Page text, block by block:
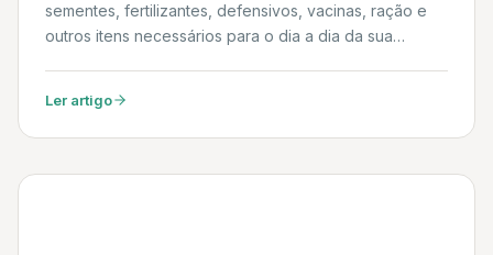
sementes, fertilizantes, defensivos, vacinas, ração e
outros itens necessários para o dia a dia da sua
Ler artigo